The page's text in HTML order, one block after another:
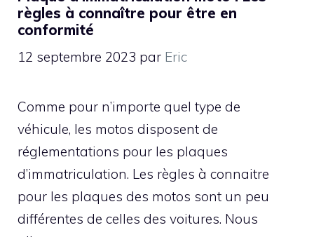
règles à connaître pour être en
conformité
12 septembre 2023 par Eric
Comme pour n’importe quel type de
véhicule, les motos disposent de
réglementations pour les plaques
d’immatriculation. Les règles à connaitre
pour les plaques des motos sont un peu
différentes de celles des voitures. Nous